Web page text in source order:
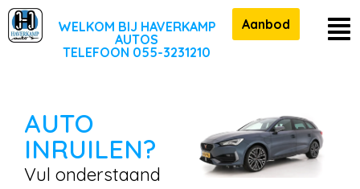
WELKOM BIJ HAVERKAMP
AUTOS
TELEFOON 055-3231210
Aanbod
AUTO
INRUILEN?
Vul onderstaand